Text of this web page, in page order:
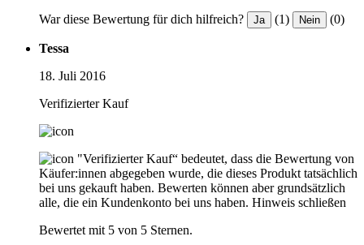
War diese Bewertung für dich hilfreich? Ja (1) Nein (0)
Tessa
18. Juli 2016
Verifizierter Kauf
"Verifizierter Kauf“ bedeutet, dass die Bewertung von
Käufer:innen abgegeben wurde, die dieses Produkt tatsächlich
bei uns gekauft haben. Bewerten können aber grundsätzlich
alle, die ein Kundenkonto bei uns haben. Hinweis schließen
Bewertet mit 5 von 5 Sternen.